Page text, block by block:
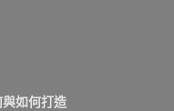
如何打造